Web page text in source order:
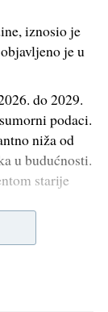
iznosio je
je u
do 2029.
podaci.
niža od
u budućnosti.
starije